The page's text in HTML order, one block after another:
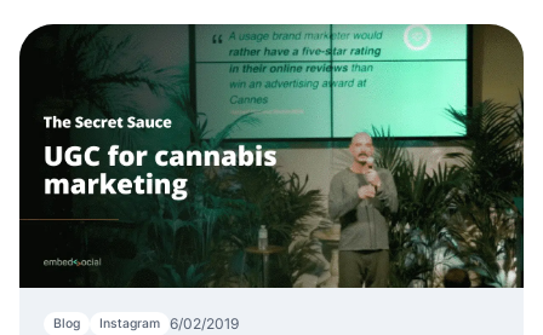
Blog Instagram 6/02/2019